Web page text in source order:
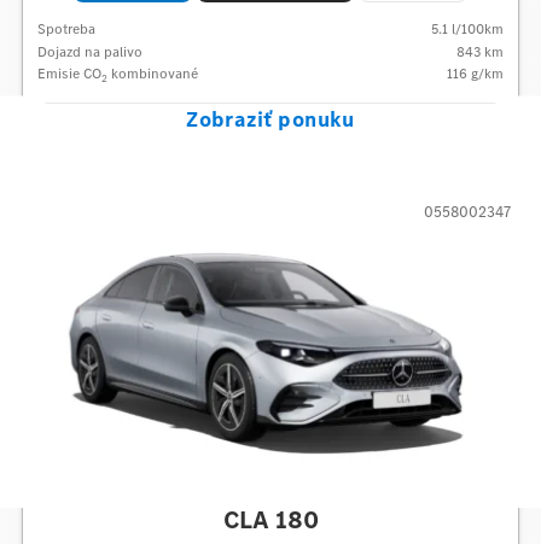
Spotreba 5.1 l/100km
Dojazd na palivo
843 km
Emisie CO2 kombinované 116 g/km
Zobraziť ponuku
CLA 180
0558002347